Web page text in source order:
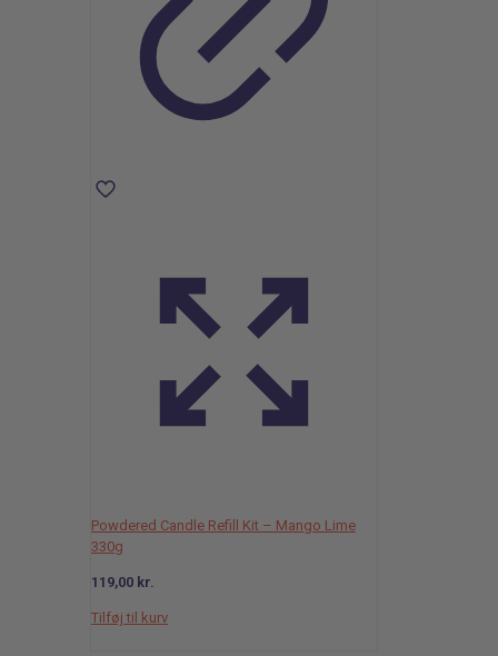
Powdered Candle Refill Kit – Mango Lime
330g
119,00 kr.
Tilføj til kurv